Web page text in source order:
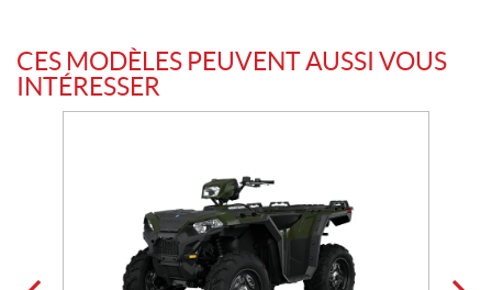
CES MODÈLES PEUVENT AUSSI VOUS
INTÉRESSER